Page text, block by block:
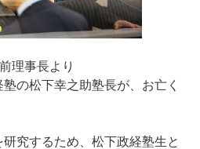
理事長より
の松下幸之助塾長が、お亡く
究するため、松下政経塾生と